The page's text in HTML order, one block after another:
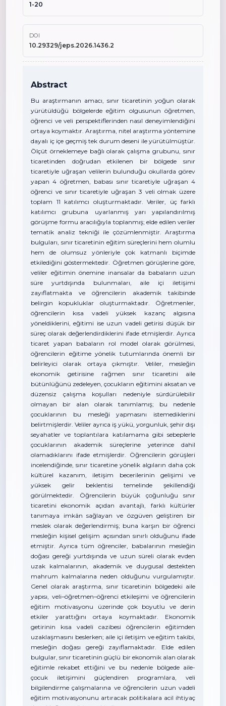
1-20
DOI
10.29329/jeps.2026.1436.2
Abstract
Bu araştırmanın amacı, sınır ticaretinin yoğun olarak
yürütüldüğü bölgelerde eğitim olgusunun öğretmen,
öğrenci ve veli perspektiflerinden nasıl deneyimlendiğini
ortaya koymaktır. Araştırma, nitel araştırma yöntemine
dayalı iç içe geçmiş tek durum deseni ile yürütülmüştür.
Ölçüt örneklemeye bağlı olarak çalışma grubunu, sınır
ticaretinden doğrudan etkilenen bir bölgede sınır
ticaretiyle uğraşan velilerin bulunduğu okullarda görev
yapan 4 öğretmen, babası sınır ticaretiyle uğraşan 4
öğrenci ve sınır ticaretiyle uğraşan 3 veli olmak üzere
toplam 11 katılımcı oluşturmaktadır. Veriler, üç farklı
katılımcı grubuna uyarlanmış yarı yapılandırılmış
görüşme formu aracılığıyla toplanmış; elde edilen veriler
tematik analiz tekniği ile çözümlenmiştir. Araştırma
bulguları, sınır ticaretinin eğitim süreçlerini hem olumlu
hem de olumsuz yönleriyle çok katmanlı biçimde
etkilediğini göstermektedir. Öğretmen görüşlerine göre,
veliler eğitimin önemine inansalar da babaların uzun
süre yurtdışında bulunmaları, aile içi iletişimi
zayıflatmakta ve öğrencilerin akademik takibinde
belirgin kopukluklar oluşturmaktadır. Öğretmenler,
öğrencilerin kısa vadeli yüksek kazanç algısına
yöneldiklerini, eğitimi ise uzun vadeli getirisi düşük bir
süreç olarak değerlendirdiklerini ifade etmişlerdir. Ayrıca
ticaret yapan babaların rol model olarak görülmesi,
öğrencilerin eğitime yönelik tutumlarında önemli bir
belirleyici olarak ortaya çıkmıştır. Veliler, mesleğin
ekonomik getirisine rağmen sınır ticaretini aile
bütünlüğünü zedeleyen, çocukların eğitimini aksatan ve
düzensiz çalışma koşulları nedeniyle sürdürülebilir
olmayan bir alan olarak tanımlamış; bu nedenle
çocuklarının bu mesleği yapmasını istemediklerini
belirtmişlerdir. Veliler ayrıca iş yükü, yorgunluk, şehir dışı
seyahatler ve toplantılara katılamama gibi sebeplerle
çocuklarının akademik süreçlerine yeterince dahil
olamadıklarını ifade etmişlerdir. Öğrencilerin görüşleri
incelendiğinde, sınır ticaretine yönelik algıların daha çok
kültürel kazanım, iletişim becerilerinin gelişimi ve
yüksek gelir beklentisi temelinde şekillendiği
görülmektedir. Öğrencilerin büyük çoğunluğu sınır
ticaretini ekonomik açıdan avantajlı, farklı kültürler
tanımaya imkân sağlayan ve özgüven geliştiren bir
meslek olarak değerlendirmiş; buna karşın bir öğrenci
mesleğin kişisel gelişim açısından sınırlı olduğunu ifade
etmiştir. Ayrıca tüm öğrenciler, babalarının mesleğin
doğası gereği yurtdışında ve uzun süreli olarak evden
uzak kalmalarının, akademik ve duygusal destekten
mahrum kalmalarına neden olduğunu vurgulamıştır.
Genel olarak araştırma, sınır ticaretinin bölgedeki aile
yapısı, veli–öğretmen–öğrenci etkileşimi ve öğrencilerin
eğitim motivasyonu üzerinde çok boyutlu ve derin
etkiler yarattığını ortaya koymaktadır. Ekonomik
getirinin kısa vadeli cazibesi öğrencilerin eğitimden
uzaklaşmasını beslerken; aile içi iletişim ve eğitim takibi,
mesleğin doğası gereği zayıflamaktadır. Elde edilen
bulgular, sınır ticaretinin güçlü bir ekonomik alan olarak
eğitimle rekabet ettiğini ve bu nedenle bölgede aile-
çocuk iletişimini güçlendiren programlara, veli
bilgilendirme çalışmalarına ve öğrencilerin uzun vadeli
eğitim motivasyonunu artıracak politikalara acil ihtiyaç